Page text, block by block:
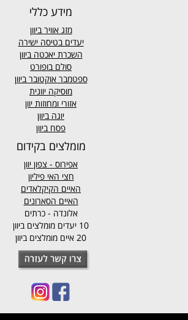
מידע כללי
מזג אוויר ביוון
יעדים בטיסה ישירה
השכרת יאכטה ביוון
סולם בופורט
ספטמבר אוקטובר ביוון
מוסיקה יוונית
אזורי ומחוזות יוון
יוגה ביוון
פסח ביוון
מומלצים בקידום
אפירוס - צפון יוון
חצי האי פיליון
האיים הקיקלאדים
האיים הסארונים
אלונדה - כרתים
10 יעדים מומלצים ביוון
20 איים מומלצים ביוון